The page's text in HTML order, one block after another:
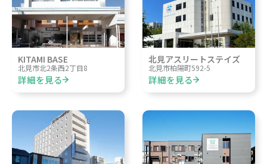
KITAMI BASE
北見市北2条西2丁目8
詳細を見る
北見アスリートステイズ
北見市柏陽町592-5
詳細を見る